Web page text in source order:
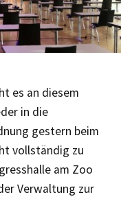
es an diesem
in die
gestern beim
vollständig zu
am Zoo
Verwaltung zur